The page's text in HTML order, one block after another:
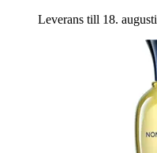
Leverans till 18. augusti